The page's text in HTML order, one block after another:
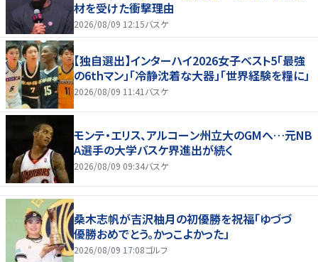
材を受けた衝撃理由
2026/08/09 12:15バスケ
【独自選出】インターハイ2026女子ベスト5「最強
の6thマン」「冷静沈着な大器」「世界経験を糧に」
2026/08/09 11:41 バスケ
モンテ・エリス、アルコーン州立大のGMへ…元NB
A選手の大学バスケ界進出が続く
2026/08/09 09:34バスケ
桑木志帆が吉沢柚月の初優勝を祝福「ゆづづ
優勝おめでとう。かっこよかった」
2026/08/09 17:08ゴルフ